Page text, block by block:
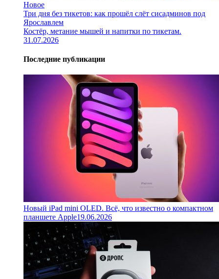
Новое
Три дня без тикетов: как прошёл слёт сисадминов под
Ярославлем
Костёр, метание мышей и напитки по тикетам.
31.07.2026
Последние публикации
Новый iPad mini OLED. Всё, что известно о компактном
планшете Apple19.06.2026